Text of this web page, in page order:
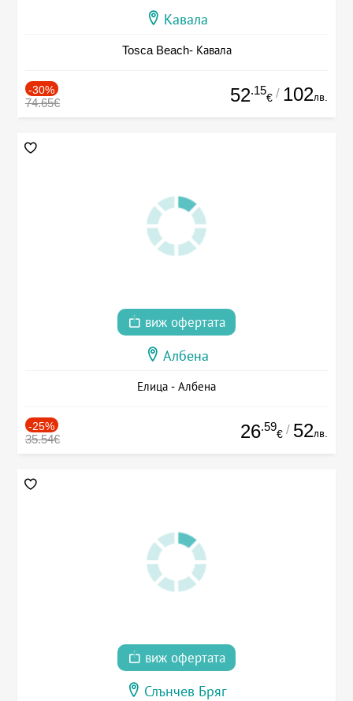
Кавала
Tosca Beach- Кавала
-30%
74.65€ 52.15
€ / 102лв.
виж офертата
Албена
Елица - Албена
-25%
35.54€ 26.59
€ / 52лв.
виж офертата
Слънчев Бряг